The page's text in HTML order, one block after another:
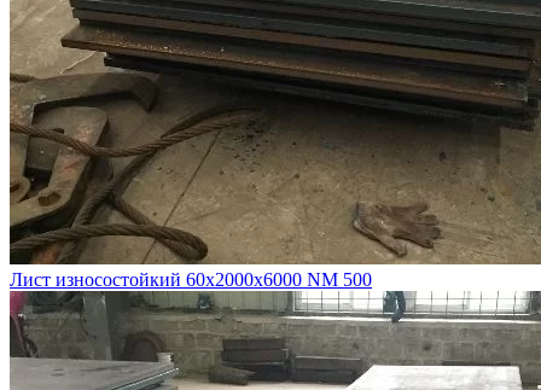
Лист износостойкий 60х2000х6000 NM 500